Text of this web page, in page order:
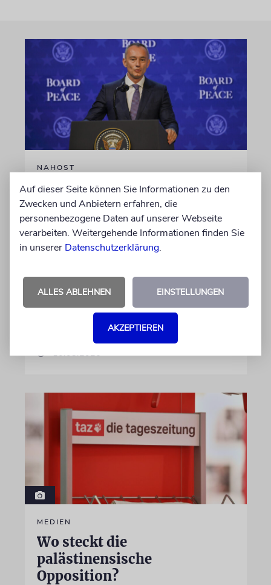
NAHOST
Board of Peace: Gaza-Plan
einzige Garantie für
Verhinderung weiterer
Hamas-Massaker
entscheidend sei dabei nicht Vertrauen in die
Hamas, sondern eine lückenlose Überprüfung
konkreter Schritte zur Entwaffnung der
Terrororganisation
10.08.2026
MEDIEN
Wo steckt die
palästinensische
Opposition?
Auf dieser Seite können Sie Informationen zu den
Zwecken und Anbietern erfahren, die
personenbezogene Daten auf unserer Webseite
verarbeiten. Weitergehende Informationen finden Sie
in unserer Datenschutzerklärung.
ALLES ABLEHNEN EINSTELLUNGEN
AKZEPTIEREN